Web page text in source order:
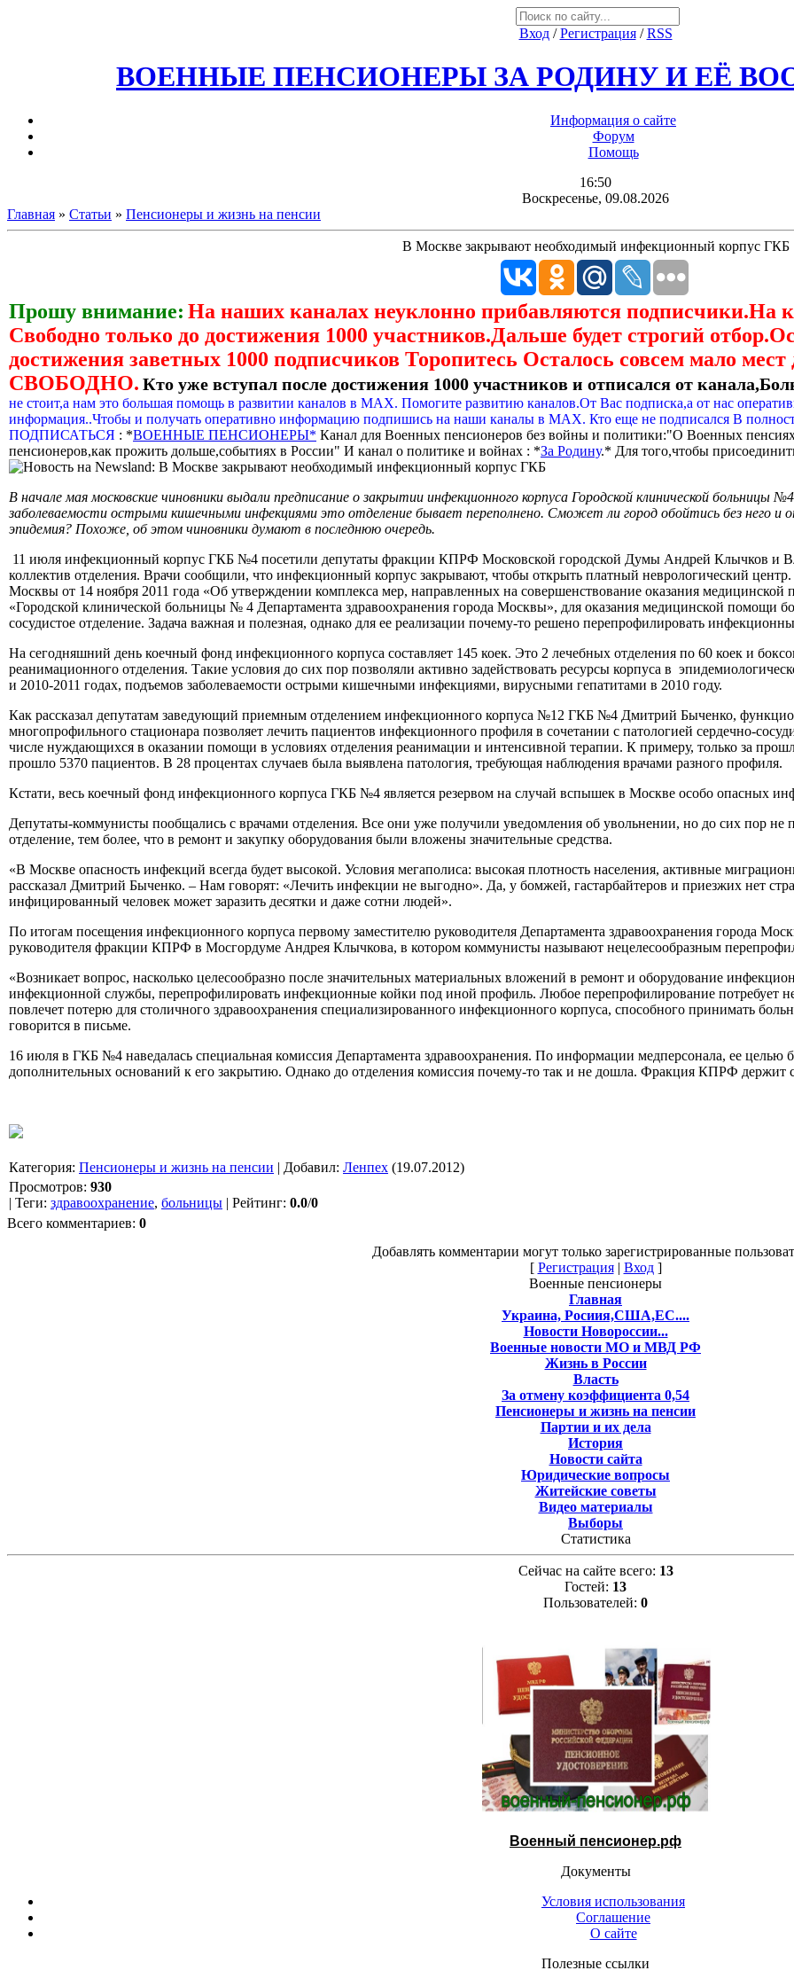
Вход/Регистрация/RSS
ВОЕННЫЕ ПЕНСИОНЕРЫ ЗА РОДИНУ И ЕЁ
Информация о сайте
Форум
Помощь
16:50
Воскресенье, 09.08.2026
Главная » Статьи » Пенсионеры и жизнь на пенсии
В Москве закрывают необходимый инфекционный корпус ГКБ
Прошу внимание: На наших каналах неуклонно прибавляются
Свободно только до достижения 1000 участников.Дальше будет строгий
достижения заветных 1000 подписчиков Торопитесь Осталось совсем мало
СВОБОДНО. Кто уже вступал после достижения 1000 участников и отписался от
не стоит,а нам это большая помощь в развитии каналов в МАХ. Помогите развитию каналов.От Вас подписка,а от нас
информация..Чтобы и получать оперативно информацию подпишись на наши каналы в МАХ. Кто еще не подписался В
ПОДПИСАТЬСЯ : *ВОЕННЫЕ ПЕНСИОНЕРЫ* Канал для Военных пенсионеров без войны и политики:"О Военных
пенсионеров,как прожить дольше,событиях в России" И канал о политике и войнах : *За Родину.* Для того,чтобы
В начале мая московские чиновники выдали предписание о закрытии инфекционного корпуса Городской клинической больницы
заболеваемости острыми кишечными инфекциями это отделение бывает переполнено. Сможет ли город обойтись без него и
эпидемия? Похоже, об этом чиновники думают в последнюю очередь.
11 июля инфекционный корпус ГКБ №4 посетили депутаты фракции КПРФ Московской городской Думы Андрей Клычков и
коллектив отделения. Врачи сообщили, что инфекционный корпус закрывают, чтобы открыть платный неврологический центр.
Москвы от 14 ноября 2011 года «Об утверждении комплекса мер, направленных на совершенствование оказания
«Городской клинической больницы № 4 Департамента здравоохранения города Москвы», для оказания медицинской помощи
сосудистое отделение. Задача важная и полезная, однако для ее реализации почему-то решено перепрофилировать
На сегодняшний день коечный фонд инфекционного корпуса составляет 145 коек. Это 2 лечебных отделения по 60 коек и
реанимационного отделения. Такие условия до сих пор позволяли активно задействовать ресурсы корпуса в
и 2010-2011 годах, подъемов заболеваемости острыми кишечными инфекциями, вирусными гепатитами в 2010 году.
Как рассказал депутатам заведующий приемным отделением инфекционного корпуса №12 ГКБ №4 Дмитрий Быченко,
многопрофильного стационара позволяет лечить пациентов инфекционного профиля в сочетании с патологией сердечно-
числе нуждающихся в оказании помощи в условиях отделения реанимации и интенсивной терапии. К примеру, только за
прошло 5370 пациентов. В 28 процентах случаев была выявлена патология, требующая наблюдения врачами разного профиля.
Кстати, весь коечный фонд инфекционного корпуса ГКБ №4 является резервом на случай вспышек в Москве особо опасных
Депутаты-коммунисты пообщались с врачами отделения. Все они уже получили уведомления об увольнении, но до сих пор не
отделение, тем более, что в ремонт и закупку оборудования были вложены значительные средства.
«В Москве опасность инфекций всегда будет высокой. Условия мегаполиса: высокая плотность населения, активные
рассказал Дмитрий Быченко. – Нам говорят: «Лечить инфекции не выгодно». Да, у бомжей, гастарбайтеров и приезжих нет
инфицированный человек может заразить десятки и даже сотни людей».
По итогам посещения инфекционного корпуса первому заместителю руководителя Департамента здравоохранения города
руководителя фракции КПРФ в Мосгордуме Андрея Клычкова, в котором коммунисты называют нецелесообразным
«Возникает вопрос, насколько целесообразно после значительных материальных вложений в ремонт и оборудование
инфекционной службы, перепрофилировать инфекционные койки под иной профиль. Любое перепрофилирование потребует
повлечет потерю для столичного здравоохранения специализированного инфекционного корпуса, способного принимать
говорится в письме.
16 июля в ГКБ №4 наведалась специальная комиссия Департамента здравоохранения. По информации медперсонала, ее целью
дополнительных оснований к его закрытию. Однако до отделения комиссия почему-то так и не дошла. Фракция КПРФ держит
Категория: Пенсионеры и жизнь на пенсии | Добавил: Ленпех (19.07.2012)
Просмотров: 930
| Теги: здравоохранение, больницы | Рейтинг: 0.0/0
Всего комментариев: 0
Добавлять комментарии могут только зарегистрированные
[ Регистрация| Вход]
Военные пенсионеры
Главная
Украина, Росиия,США,ЕС....
Новости Новороссии...
Военные новости МО и МВД РФ
Жизнь в России
Власть
За отмену коэффициента 0,54
Пенсионеры и жизнь на пенсии
Партии и их дела
История
Новости сайта
Юридические вопросы
Житейские советы
Видео материалы
Выборы
Статистика
Сейчас на сайте всего: 13
Гостей: 13
Пользователей: 0
Военный пенсионер.рф
Документы
Условия использования
Соглашение
О сайте
Полезные ссылки